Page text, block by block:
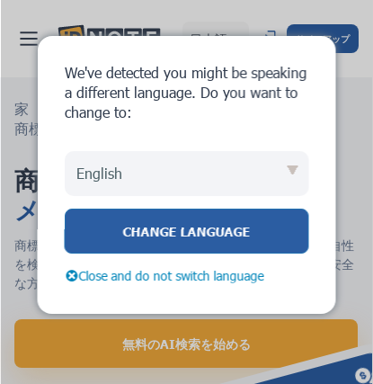
日本語 サインアップ
家 サービス
商標保護可能性検索
商標保護可能性検索
メリカ合衆国
商標データベースを検索し、潜在的な競合を特定し、独自性
を検証します。この方法は、ブランドを確立するための安全
な方法を提供し、法的問題を回避するのに役立ちます。
無料のAI検索を始める
We've detected you might be speaking
a different language. Do you want to
change to:
English
CHANGE LANGUAGE
Close and do not switch language